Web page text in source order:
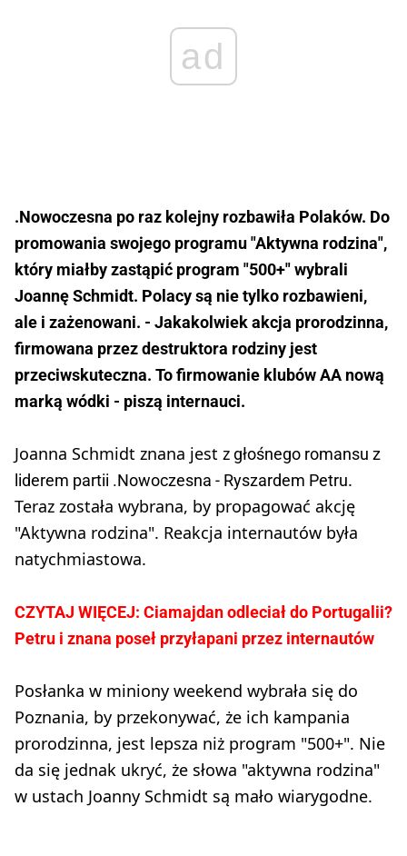
ad
.Nowoczesna po raz kolejny rozbawiła Polaków. Do
promowania swojego programu "Aktywna rodzina",
który miałby zastąpić program "500+" wybrali
Joannę Schmidt. Polacy są nie tylko rozbawieni,
ale i zażenowani. - Jakakolwiek akcja prorodzinna,
firmowana przez destruktora rodziny jest
przeciwskuteczna. To firmowanie klubów AA nową
marką wódki - piszą internauci.
Joanna Schmidt znana jest z głośnego romansu z
liderem partii .Nowoczesna - Ryszardem Petru.
Teraz została wybrana, by propagować akcję
"Aktywna rodzina". Reakcja internautów była
natychmiastowa.
CZYTAJ WIĘCEJ: Ciamajdan odleciał do Portugalii?
Petru i znana poseł przyłapani przez internautów
Posłanka w miniony weekend wybrała się do
Poznania, by przekonywać, że ich kampania
prorodzinna, jest lepsza niż program "500+". Nie
da się jednak ukryć, że słowa "aktywna rodzina"
w ustach Joanny Schmidt są mało wiarygodne.